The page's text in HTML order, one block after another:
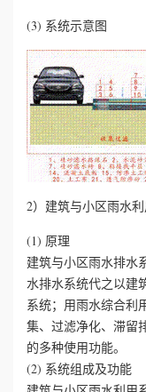
(3) 系统示意图
2）建筑与小区雨水
(1) 原理
建筑与小区雨水排水
水排水系统代之以建
系统；用雨水综合利
集、过滤净化、滞留
的多种使用功能。
(2) 系统组成及功能